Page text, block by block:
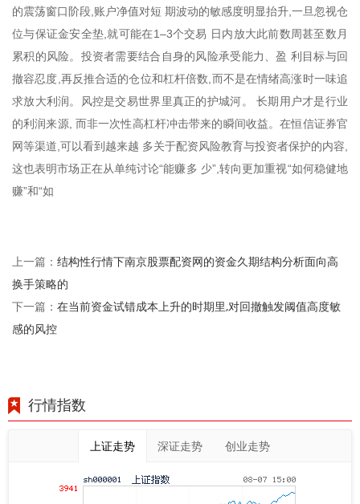
的震荡窗口阶段,账户净值对短 期波动的敏感度明显抬升,一旦忽视仓
位与保证金安全垫,就可能在1–3个交易 日内放大此前数周甚至数月
累积的风险。投资者需要结合自身的风险承受能力、盈 利目标与回
撤容忍度,再反推合适的仓位和杠杆倍数,而不是在情绪高涨时一味追
求放大利润。风控是交易世界里真正的护城河。 长期用户才是行业
的利润来源, 而非一次性高杠杆冲击带来的瞬间收益。在恒信证券官
网等渠道,可以看到越来越 多关于配资风险教育与投资者保护的内容,
这也表明市场正在从单纯讨论“能赚多 少”,转向更加重视“如何稳健地
赚”和“如
上一篇： 结构性行情下南京股票配资网的资金久期结构分析面向高
换手策略的
下一篇： 在当前资金试错成本上升的时期里,对回撤触发阈值高度敏
感的风控
行情指数
上证走势 深证走势 创业走势